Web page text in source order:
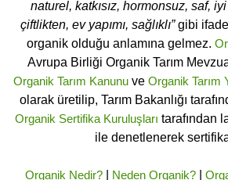
naturel, katkısız, hormonsuz, saf,
çiftlikten, ev yapımı, sağlıklı”gibi
organik olduğu anlamına gelmez.
Avrupa Birliği Organik Tarım
Organik Tarım Kanunu ve Organik Tarım
olarak üretilip, Tarım Bakanlığı
Organik Sertifika Kuruluşları tarafından
ile denetlenerek
Organik Nedir?| Neden Organik?|